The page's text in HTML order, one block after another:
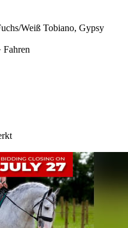
Weiß Tobiano, Gypsy
Fahren